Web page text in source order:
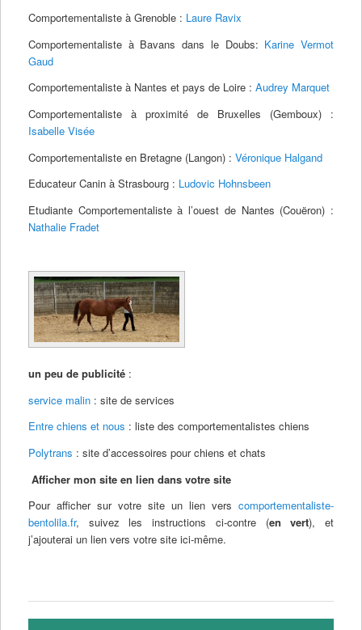
Comportementaliste à Grenoble : Laure Ravix
Comportementaliste à Bavans dans le Doubs: Karine Vermot
Gaud
Comportementaliste à Nantes et pays de Loire : Audrey Marquet
Comportementaliste à proximité de Bruxelles (Gemboux) :
Isabelle Visée
Comportementaliste en Bretagne (Langon) : Véronique Halgand
Educateur Canin à Strasbourg : Ludovic Hohnsbeen
Etudiante Comportementaliste à l’ouest de Nantes (Couëron) :
Nathalie Fradet
un peu de publicité:
service malin: site de services
Entre chiens et nous : liste des comportementalistes chiens
Polytrans : site d’accessoires pour chiens et chats
Afficher mon site en lien dans votre site
Pour afficher sur votre site un lien verscomportementaliste-
bentolila.fr, suivez les instructions ci-contre (en vert), et
j’ajouterai un lien vers votre site ici-même.